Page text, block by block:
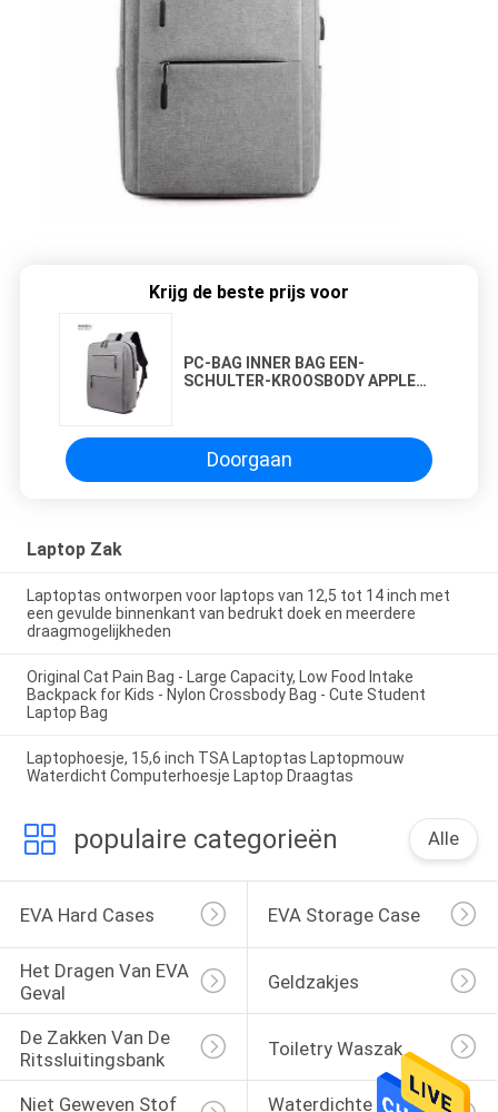
Krijg de beste prijs voor
PC-BAG INNER BAG EEN-
SCHULTER-KROOSBODY APPLE
Doorgaan
Laptop Zak
Laptoptas ontworpen voor laptops van 12,5 tot 14 inch met
een gevulde binnenkant van bedrukt doek en meerdere
draagmogelijkheden
Original Cat Pain Bag - Large Capacity, Low Food Intake
Backpack for Kids - Nylon Crossbody Bag - Cute Student
Laptop Bag
Laptophoesje, 15,6 inch TSA Laptoptas Laptopmouw
Waterdicht Computerhoesje Laptop Draagtas
populaire categorieën Alle
EVA Hard Cases EVA Storage Case
Het Dragen Van EVA
Geval
Geldzakjes
De Zakken Van De
Ritssluitingsbank
Toiletry Waszak
Niet Geweven Stof Waterdichte